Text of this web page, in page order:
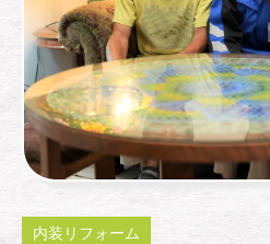
内装リフォーム